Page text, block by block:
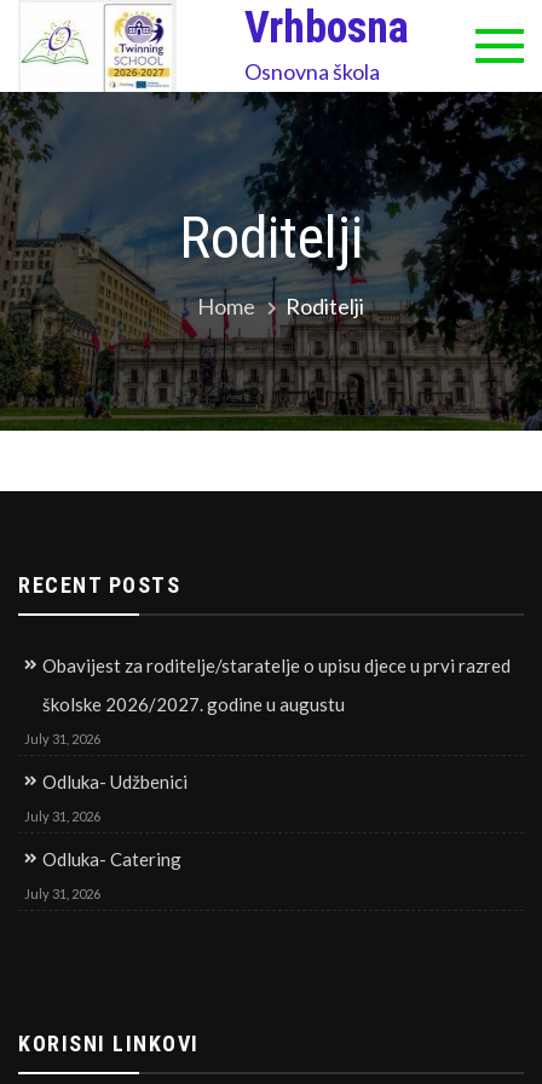
Vrhbosna
Osnovna škola
Roditelji
Home Roditelji
RECENT POSTS
Obavijest za roditelje/staratelje o upisu djece u prvi razred
školske 2026/2027. godine u augustu
July 31, 2026
Odluka- Udžbenici
July 31, 2026
Odluka- Catering
July 31, 2026
KORISNI LINKOVI